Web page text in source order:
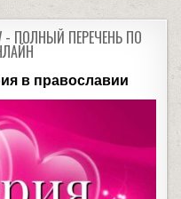
ПОЛНЫЙ ПЕРЕЧЕНЬ ПО
в православии